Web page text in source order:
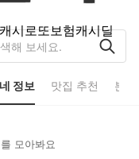
캐시로또보험캐시딜
정보 맛집 추천 분
모아봐요